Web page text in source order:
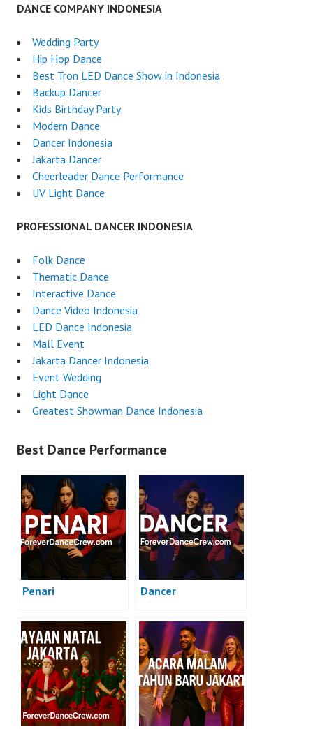
DANCE COMPANY INDONESIA
Wedding Party
Hip Hop Dance
Best Tron LED Dance Show in Indonesia
Backup Dancer
Kids Birthday Party
Modern Dance
Dancer Indonesia
Jakarta Dancer
Cheerleader Dance Performance
UV Light Dance
PROFESSIONAL DANCER INDONESIA
Folk Dance
Thematic Dance
Interactive Dance
Dance Video Indonesia
LED Dance Indonesia
Mall Event
Jakarta Dancer Indonesia
Event Wedding
Light Dance
Greatest Showman Dance Indonesia
Best Dance Performance
Penari Dancer